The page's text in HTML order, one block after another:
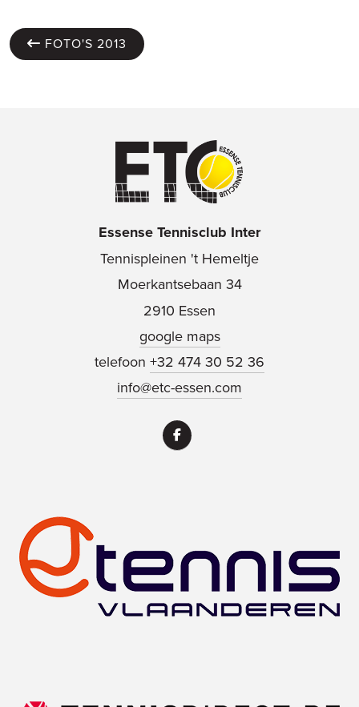
FOTO'S 2013
Essense Tennisclub Inter
Tennispleinen 't Hemeltje
Moerkantsebaan 34
2910 Essen
google maps
telefoon +32 474 30 52 36
info@etc-essen.com